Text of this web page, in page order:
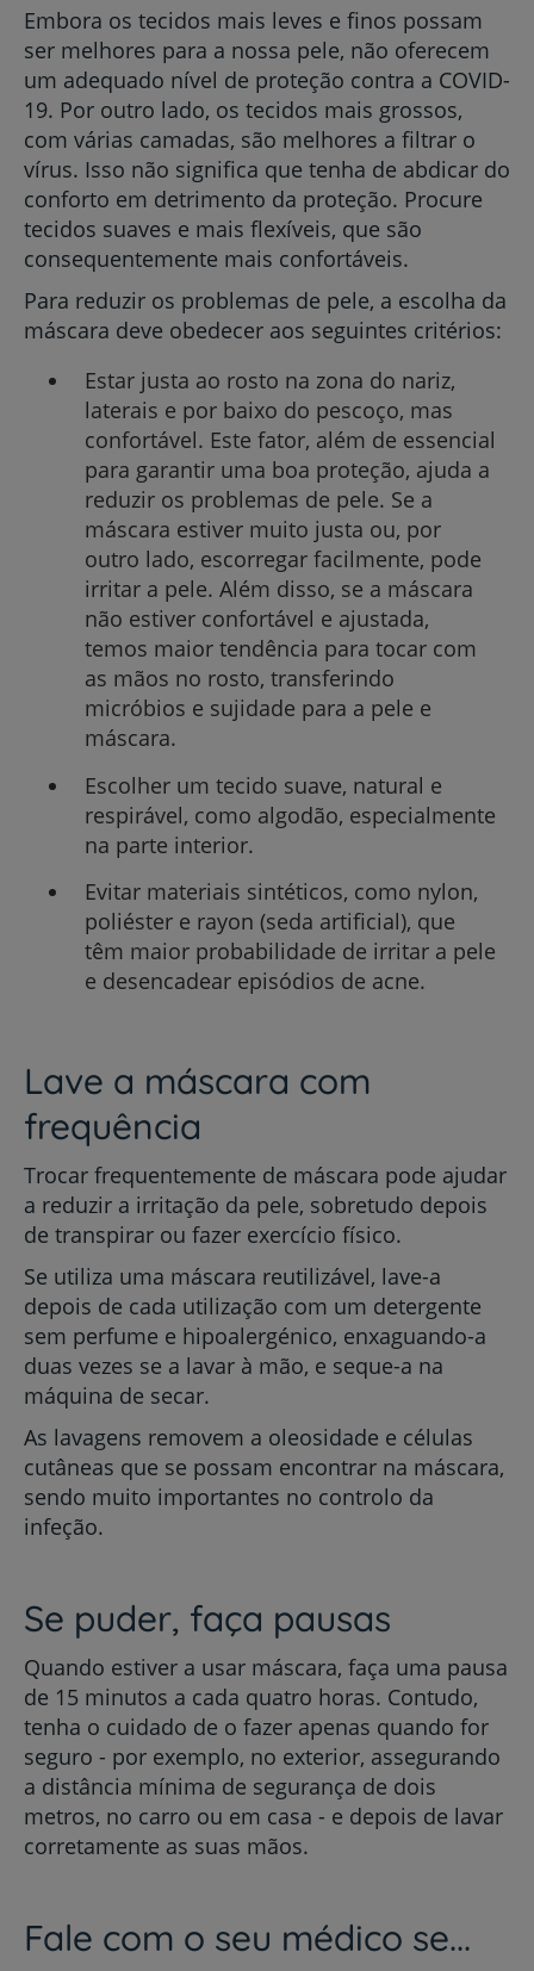
Embora os tecidos mais leves e finos possam
ser melhores para a nossa pele, não oferecem
um adequado nível de proteção contra a COVID-
19. Por outro lado, os tecidos mais grossos,
com várias camadas, são melhores a filtrar o
vírus. Isso não significa que tenha de abdicar do
conforto em detrimento da proteção. Procure
tecidos suaves e mais flexíveis, que são
consequentemente mais confortáveis.
Para reduzir os problemas de pele, a escolha da
máscara deve obedecer aos seguintes critérios:
Estar justa ao rosto na zona do nariz,
laterais e por baixo do pescoço, mas
confortável. Este fator, além de essencial
para garantir uma boa proteção, ajuda a
reduzir os problemas de pele. Se a
máscara estiver muito justa ou, por
outro lado, escorregar facilmente, pode
irritar a pele. Além disso, se a máscara
não estiver confortável e ajustada,
temos maior tendência para tocar com
as mãos no rosto, transferindo
micróbios e sujidade para a pele e
máscara.
Escolher um tecido suave, natural e
respirável, como algodão, especialmente
na parte interior.
Evitar materiais sintéticos, como nylon,
poliéster e rayon (seda artificial), que
têm maior probabilidade de irritar a pele
e desencadear episódios de acne.
Lave a máscara com
frequência
Trocar frequentemente de máscara pode ajudar
a reduzir a irritação da pele, sobretudo depois
de transpirar ou fazer exercício físico.
Se utiliza uma máscara reutilizável, lave-a
depois de cada utilização com um detergente
sem perfume e hipoalergénico, enxaguando-a
duas vezes se a lavar à mão, e seque-a na
máquina de secar.
As lavagens removem a oleosidade e células
cutâneas que se possam encontrar na máscara,
sendo muito importantes no controlo da
infeção.
Se puder, faça pausas
Quando estiver a usar máscara, faça uma pausa
de 15 minutos a cada quatro horas. Contudo,
tenha o cuidado de o fazer apenas quando for
seguro - por exemplo, no exterior, assegurando
a distância mínima de segurança de dois
metros, no carro ou em casa - e depois de lavar
corretamente as suas mãos.
Fale com o seu médico se...